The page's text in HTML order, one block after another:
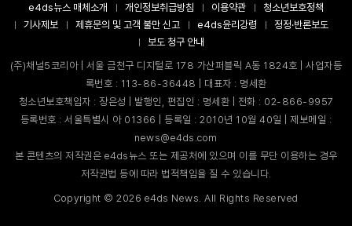
e4ds뉴스 매체소개 개인정보취급방침 이용약관
청소년보호정책
기사제보
제휴문의 및 고객 불만 신고 e4ds윤리강령
정정·반론보도
보도 청구 안내
(주)채널5코리아 | 서울 금천구 디지털로 178 가산퍼블릭 A동 1824호 | 사업자등
록번호 : 113-86-36448 | 대표자 : 명세환
청소년보호책임자 : 장은성 | 발행인, 편집인 : 명세환 | 전화 : 02-866-9957
등록번호 : 서울특별시 아 01366 | 등록일 : 2010년 10월 40일 | 제보메일 :
news@e4ds.com
본 콘텐츠의 저작권은 e4ds뉴스 또는 제공처에 있으며 이를 무단 이용하는 경우
저작권법 등에 따라 법적책임을 질 수 있습니다.
Copyright ©2026 e4ds News. All Rights Reserved